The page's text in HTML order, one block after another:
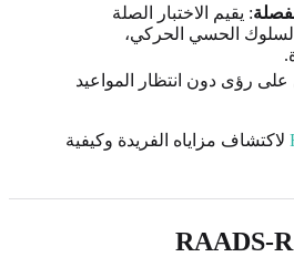
: يقيم الاختبار الصلة
والسلوك الحسي الحركي،
رؤى دون انتظار المواعيد
لاكتشاف مزاياه الفريدة وكيفية